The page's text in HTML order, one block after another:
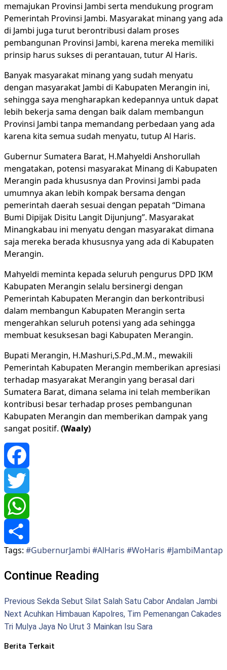
memajukan Provinsi Jambi serta mendukung program
Pemerintah Provinsi Jambi. Masyarakat minang yang ada
di Jambi juga turut berontribusi dalam proses
pembangunan Provinsi Jambi, karena mereka memiliki
prinsip harus sukses di perantauan, tutur Al Haris.
Banyak masyarakat minang yang sudah menyatu
dengan masyarakat Jambi di Kabupaten Merangin ini,
sehingga saya mengharapkan kedepannya untuk dapat
lebih bekerja sama dengan baik dalam membangun
Provinsi Jambi tanpa memandang perbedaan yang ada
karena kita semua sudah menyatu, tutup Al Haris.
Gubernur Sumatera Barat, H.Mahyeldi Anshorullah
mengatakan, potensi masyarakat Minang di Kabupaten
Merangin pada khususnya dan Provinsi Jambi pada
umumnya akan lebih kompak bersama dengan
pemerintah daerah sesuai dengan pepatah “Dimana
Bumi Dipijak Disitu Langit Dijunjung”. Masyarakat
Minangkabau ini menyatu dengan masyarakat dimana
saja mereka berada khususnya yang ada di Kabupaten
Merangin.
Mahyeldi meminta kepada seluruh pengurus DPD IKM
Kabupaten Merangin selalu bersinergi dengan
Pemerintah Kabupaten Merangin dan berkontribusi
dalam membangun Kabupaten Merangin serta
mengerahkan seluruh potensi yang ada sehingga
membuat kesuksesan bagi Kabupaten Merangin.
Bupati Merangin, H.Mashuri,S.Pd.,M.M., mewakili
Pemerintah Kabupaten Merangin memberikan apresiasi
terhadap masyarakat Merangin yang berasal dari
Sumatera Barat, dimana selama ini telah memberikan
kontribusi besar terhadap proses pembangunan
Kabupaten Merangin dan memberikan dampak yang
sangat positif. (Waaly)
Facebook
Twitter
WhatsApp
Share
Tags: #GubernurJambi #AlHaris #WoHaris #JambiMantap
Continue Reading
Previous Sekda Sebut Silat Salah Satu Cabor Andalan Jambi
Next Acuhkan Himbauan Kapolres, Tim Pemenangan Cakades
Tri Mulya Jaya No Urut 3 Mainkan Isu Sara
Berita Terkait